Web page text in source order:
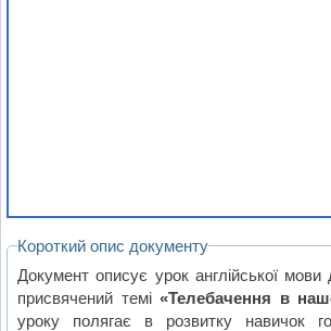
Короткий опис документу
Документ описує урок англійської мови
присвячений темі«Телебачення в
уроку полягає в розвитку навичок